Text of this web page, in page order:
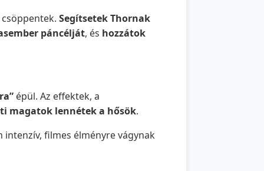
Segítsetek Thornak
páncélját, és hozzátok
épül. Az effektek, a
magatok lennétek a hősök.
intenzív, filmes élményre vágynak